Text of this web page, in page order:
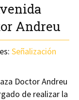
Andreu
Señalización
Doctor Andreu
de realizar la